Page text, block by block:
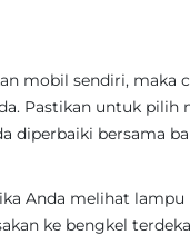
mobil sendiri, maka
Pastikan untuk
diperbaiki bersama
Anda melihat
ke bengkel